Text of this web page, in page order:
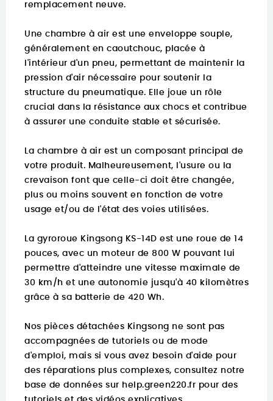
remplacement neuve.
Une chambre à air est une enveloppe souple,
généralement en caoutchouc, placée à
l'intérieur d'un pneu, permettant de maintenir la
pression d'air nécessaire pour soutenir la
structure du pneumatique. Elle joue un rôle
crucial dans la résistance aux chocs et contribue
à assurer une conduite stable et sécurisée.
La chambre à air est un composant principal de
votre produit. Malheureusement, l'usure ou la
crevaison font que celle-ci doit être changée,
plus ou moins souvent en fonction de votre
usage et/ou de l'état des voies utilisées.
La gyroroue Kingsong KS-14D est une roue de 14
pouces, avec un moteur de 800 W pouvant lui
permettre d'atteindre une vitesse maximale de
30 km/h et une autonomie jusqu'à 40 kilomètres
grâce à sa batterie de 420 Wh.
Nos pièces détachées Kingsong ne sont pas
accompagnées de tutoriels ou de mode
d'emploi, mais si vous avez besoin d'aide pour
des réparations plus complexes, consultez notre
base de données sur help.green220.fr pour des